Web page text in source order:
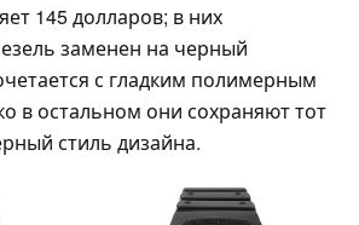
145 долларов; в них
заменен на черный
с гладким полимерным
в остальном они сохраняют тот
стиль дизайна.